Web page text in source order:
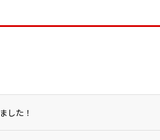
した！